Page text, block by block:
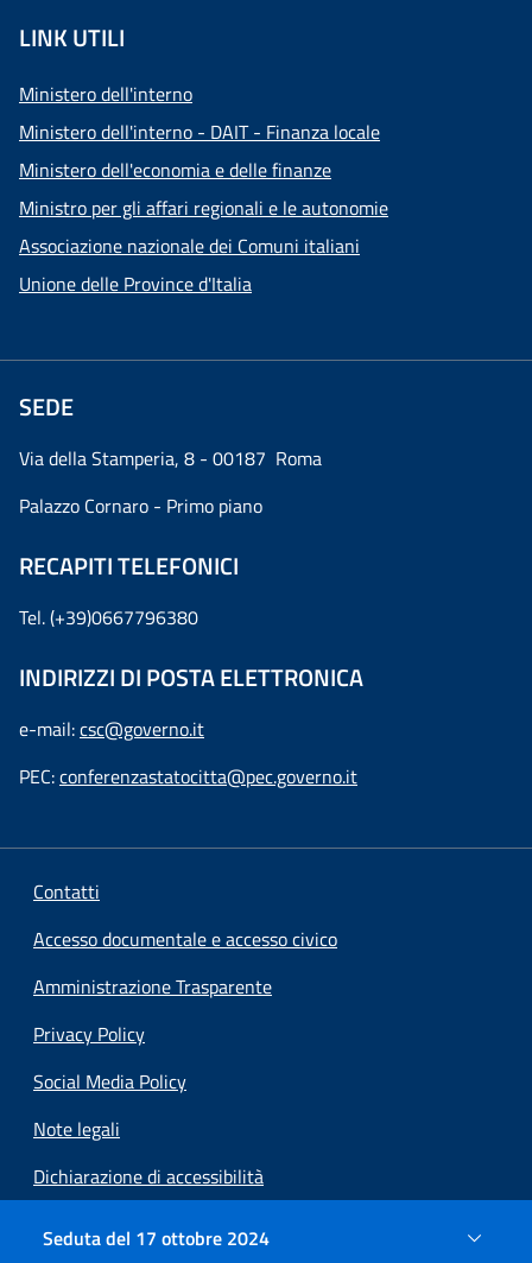
Seduta del 17 ottobre 2024
LINK UTILI
Ministero dell'interno
Ministero dell'interno - DAIT - Finanza locale
Ministero dell'economia e delle finanze
Ministro per gli affari regionali e le autonomie
Associazione nazionale dei Comuni italiani
Unione delle Province d'Italia
SEDE
Via della Stamperia, 8 - 00187 Roma
Palazzo Cornaro - Primo piano
RECAPITI TELEFONICI
Tel. (+39)0667796380
INDIRIZZI DI POSTA ELETTRONICA
e-mail:csc@governo.it
PEC:conferenzastatocitta@pec.governo.it
Contatti
Accesso documentale e accesso civico
Amministrazione Trasparente
Privacy Policy
Social Media Policy
Note legali
Dichiarazione di accessibilità
Preferenze cookie